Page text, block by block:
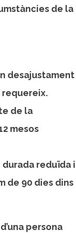
de la
desajustament
de la
mesos
reduïda i
de 90 dies dins
persona